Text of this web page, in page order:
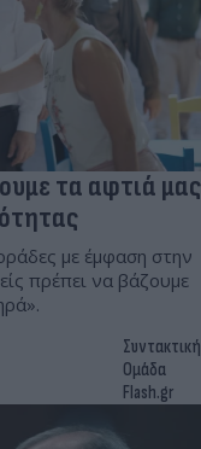
τα αφτιά μας
με έμφαση στην
πρέπει να βάζουμε
Συντακτική
Ομάδα
Flash.gr